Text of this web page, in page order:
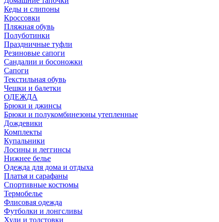
Кеды и слипоны
Кроссовки
Пляжная обувь
Полуботинки
Праздничные туфли
Резиновые сапоги
Сандалии и босоножки
Сапоги
Текстильная обувь
Чешки и балетки
ОДЕЖДА
Брюки и джинсы
Брюки и полукомбинезоны утепленные
Дождевики
Комплекты
Купальники
Лосины и леггинсы
Нижнее белье
Одежда для дома и отдыха
Платья и сарафаны
Спортивные костюмы
Термобелье
Флисовая одежда
Футболки и лонгсливы
Худи и толстовки